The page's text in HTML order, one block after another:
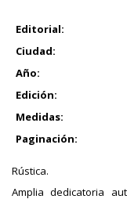
Editorial:
Ciudad:
Año:
Edición:
Medidas:
Paginación:
Rústica.
Amplia dedicatoria